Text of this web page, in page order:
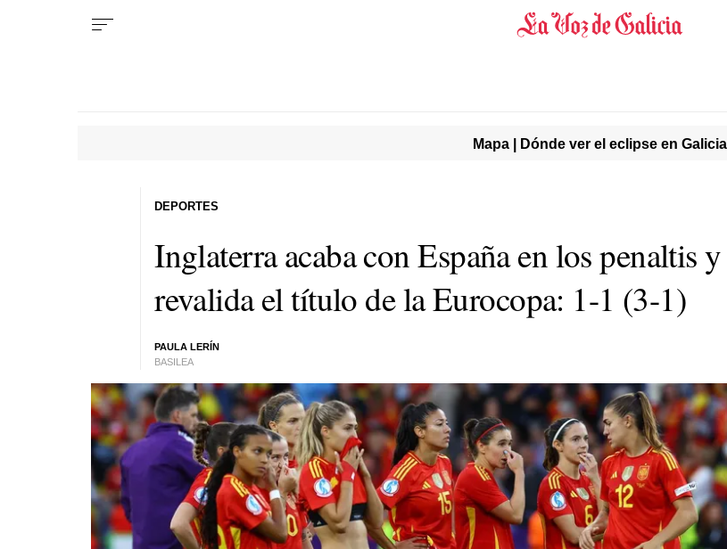
Mapa | Dónde ver el eclipse en Galicia
Inglaterra acaba con España en los penaltis y
revalida el título de la Eurocopa: 1-1 (3-1)
PAULA LERÍN
BASILEA
DEPORTES